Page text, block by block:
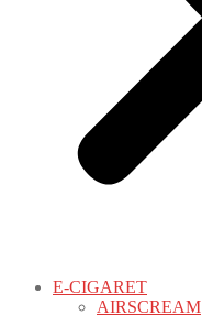
E-CIGARET
AIRSCREAM